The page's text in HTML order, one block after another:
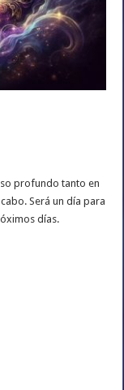
profundo tanto en
Será un día para
días.